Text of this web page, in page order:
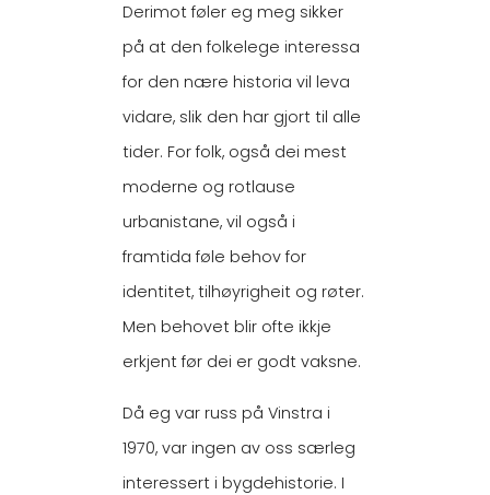
Derimot føler eg meg sikker
på at den folkelege interessa
for den nære historia vil leva
vidare, slik den har gjort til alle
tider. For folk, også dei mest
moderne og rotlause
urbanistane, vil også i
framtida føle behov for
identitet, tilhøyrigheit og røter.
Men behovet blir ofte ikkje
erkjent før dei er godt vaksne.
Då eg var russ på Vinstra i
1970, var ingen av oss særleg
interessert i bygdehistorie. I